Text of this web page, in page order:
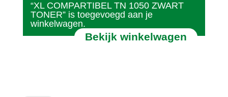
“XL COMPARTIBEL TN 1050 ZWART
TONER” is toegevoegd aan je
winkelwagen.
Bekijk winkelwagen